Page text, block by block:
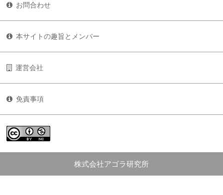
お問合わせ
本サイトの趣旨とメンバー
運営会社
免責事項
株式会社アゴラ研究所